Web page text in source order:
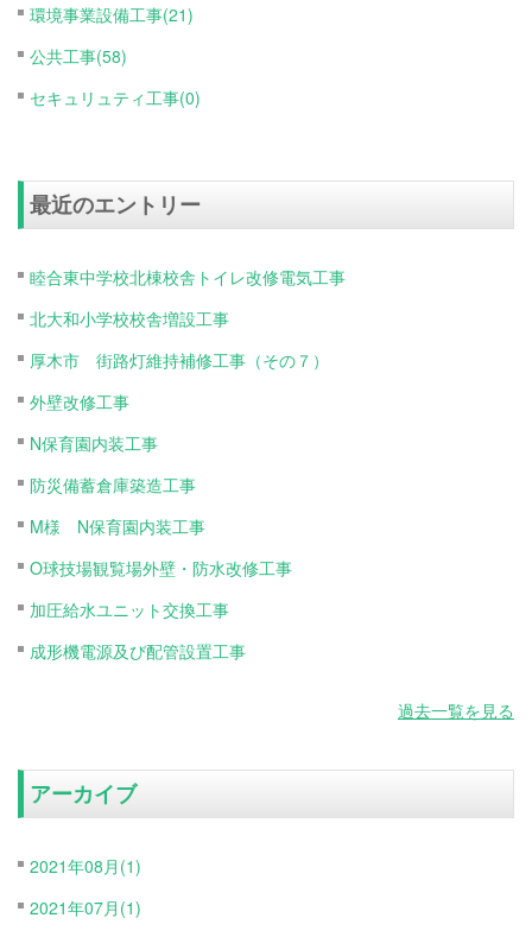
環境事業設備工事(21)
公共工事(58)
セキュリュティ工事(0)
最近のエントリー
睦合東中学校北棟校舎トイレ改修電気工事
北大和小学校校舎増設工事
厚木市 街路灯維持補修工事（その７）
外壁改修工事
N保育園内装工事
防災備蓄倉庫築造工事
M様 N保育園内装工事
O球技場観覧場外壁・防水改修工事
加圧給水ユニット交換工事
成形機電源及び配管設置工事
過去一覧を見る
アーカイブ
2021年08月(1)
2021年07月(1)